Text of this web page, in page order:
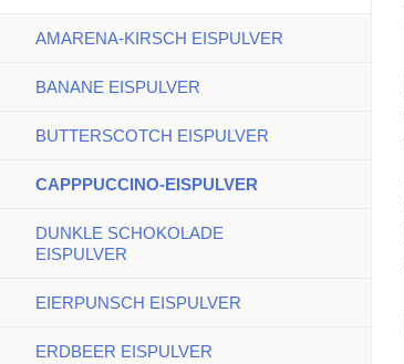
AMARENA-KIRSCH EISPULVER
BANANE EISPULVER
BUTTERSCOTCH EISPULVER
CAPPPUCCINO-EISPULVER
DUNKLE SCHOKOLADE
EISPULVER
EIERPUNSCH EISPULVER
ERDBEER EISPULVER